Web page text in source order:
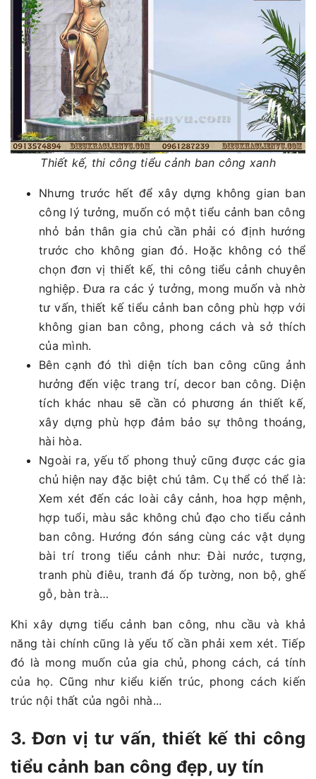
Thiết kế, thi công tiểu cảnh ban công xanh
Nhưng trước hết để xây dựng không gian ban
công lý tưởng, muốn có một tiểu cảnh ban công
nhỏ bản thân gia chủ cần phải có định hướng
trước cho không gian đó. Hoặc không có thể
chọn đơn vị thiết kế, thi công tiểu cảnh chuyên
nghiệp. Đưa ra các ý tưởng, mong muốn và nhờ
tư vấn, thiết kế tiểu cảnh ban công phù hợp với
không gian ban công, phong cách và sở thích
của mình.
Bên cạnh đó thì diện tích ban công cũng ảnh
hưởng đến việc trang trí, decor ban công. Diện
tích khác nhau sẽ cần có phương án thiết kế,
xây dựng phù hợp đảm bảo sự thông thoáng,
hài hòa.
Ngoài ra, yếu tố phong thuỷ cũng được các gia
chủ hiện nay đặc biệt chú tâm. Cụ thể có thể là:
Xem xét đến các loài cây cảnh, hoa hợp mệnh,
hợp tuổi, màu sắc không chủ đạo cho tiểu cảnh
ban công. Hướng đón sáng cùng các vật dụng
bài trí trong tiểu cảnh như: Đài nước, tượng,
tranh phù điêu, tranh đá ốp tường, non bộ, ghế
gỗ, bàn trà…
Khi xây dựng tiểu cảnh ban công, nhu cầu và khả
năng tài chính cũng là yếu tố cần phải xem xét. Tiếp
đó là mong muốn của gia chủ, phong cách, cá tính
của họ. Cũng như kiểu kiến trúc, phong cách kiến
trúc nội thất của ngôi nhà...
3. Đơn vị tư vấn, thiết kế thi công
tiểu cảnh ban công đẹp, uy tín